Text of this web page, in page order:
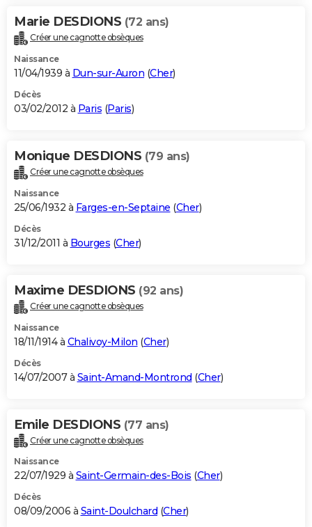
Marie DESDIONS (72 ans)
Créer une cagnotte obsèques
Naissance
11/04/1939 à Dun-sur-Auron (Cher)
Décès
03/02/2012 à Paris (Paris)
Monique DESDIONS (79 ans)
Créer une cagnotte obsèques
Naissance
25/06/1932 à Farges-en-Septaine (Cher)
Décès
31/12/2011 à Bourges (Cher)
Maxime DESDIONS (92 ans)
Créer une cagnotte obsèques
Naissance
18/11/1914 à Chalivoy-Milon (Cher)
Décès
14/07/2007 à Saint-Amand-Montrond (Cher)
Emile DESDIONS (77 ans)
Créer une cagnotte obsèques
Naissance
22/07/1929 à Saint-Germain-des-Bois (Cher)
Décès
08/09/2006 à Saint-Doulchard (Cher)